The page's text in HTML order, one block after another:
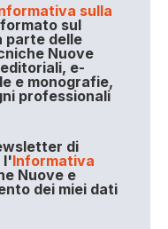
sulla
sul
parte delle
Nuove
e-
e monografie,
professionali
di
l'Informativa
Nuove e
dei miei dati